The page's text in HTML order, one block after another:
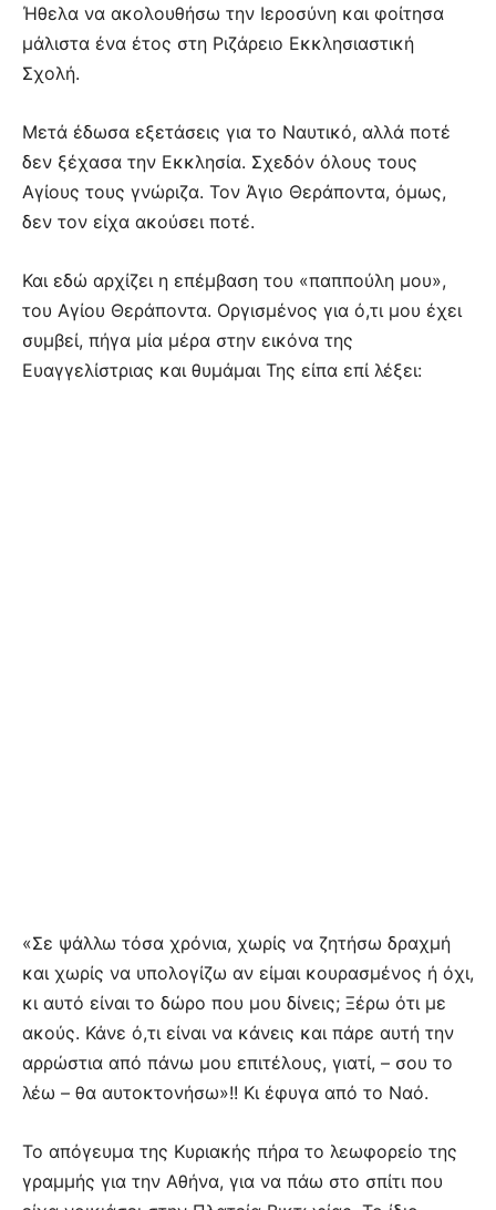
Ήθελα να ακολουθήσω την Ιεροσύνη και φοίτησα
μάλιστα ένα έτος στη Ριζάρειο Εκκλησιαστική
Σχολή.
Μετά έδωσα εξετάσεις για το Ναυτικό, αλλά ποτέ
δεν ξέχασα την Εκκλησία. Σχεδόν όλους τους
Αγίους τους γνώριζα. Τον Άγιο Θεράποντα, όμως,
δεν τον είχα ακούσει ποτέ.
Και εδώ αρχίζει η επέμβαση του «παππούλη μου»,
του Αγίου Θεράποντα. Οργισμένος για ό,τι μου έχει
συμβεί, πήγα μία μέρα στην εικόνα της
Ευαγγελίστριας και θυμάμαι Της είπα επί λέξει:
«Σε ψάλλω τόσα χρόνια, χωρίς να ζητήσω δραχμή
και χωρίς να υπολογίζω αν είμαι κουρασμένος ή όχι,
κι αυτό είναι το δώρο που μου δίνεις; Ξέρω ότι με
ακούς. Κάνε ό,τι είναι να κάνεις και πάρε αυτή την
αρρώστια από πάνω μου επιτέλους, γιατί, – σου το
λέω – θα αυτοκτονήσω»!! Κι έφυγα από το Ναό.
Το απόγευμα της Κυριακής πήρα το λεωφορείο της
γραμμής για την Αθήνα, για να πάω στο σπίτι που